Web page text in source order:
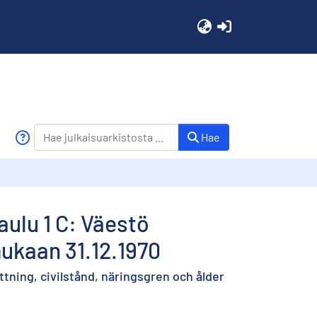
Hae
1 C: Väestö
31.12.1970
civilstånd, näringsgren och ålder